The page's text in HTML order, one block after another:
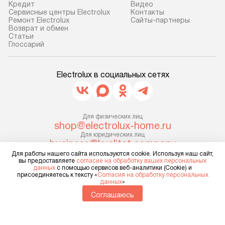
доставки у менеджера при
оформлении заказа.
В оговоренный день служба
доставки доставит упакованный
Если необходимо переместить
прибор до места установки,
уточните это с менеджером.
За данную услугу взимается
дополнительная плата. Важно
учитывать, что если размеры
прибора не позволяют ему пройти
через дверной проем, сотрудники
транспортной службы не могут
демонтировать дверцы, ручки или
установленной
коммуникациям,
и консультацию
В стандартную
не включаются:
Кредит
Сервисные центры Electrolux
Ремонт Electrolux
Возврат и обмен
Cтатьи
Глоссарий
Видео
Контакты
Сайты-партнеры
Electrolux в социальных сетях
Для физических лиц
shop@electrolux-home.ru
Для юридических лиц
business@kvalitet.company
НАПИСАТЬ РУКОВОДСТВУ
Политика конфиденциальности
Условия продажи
Для работы нашего сайта используются cookie. Используя наш сайт,
вы предоставляете согласие на обработку ваших персональных
данных с помощью сервисов веб-аналитики (Cookie) и
присоединяетесь к тексту «Согласия на обработку персональных
данных»
Соглашаюсь